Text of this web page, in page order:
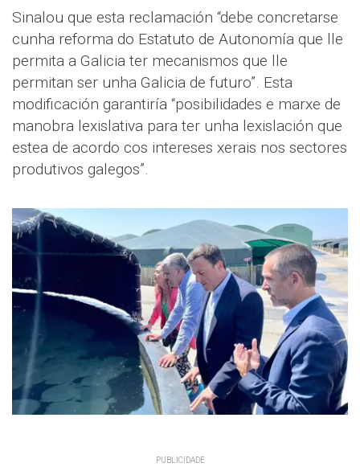
Sinalou que esta reclamación “debe concretarse
cunha reforma do Estatuto de Autonomía que lle
permita a Galicia ter mecanismos que lle
permitan ser unha Galicia de futuro”. Esta
modificación garantiría “posibilidades e marxe de
manobra lexislativa para ter unha lexislación que
estea de acordo cos intereses xerais nos sectores
produtivos galegos”.